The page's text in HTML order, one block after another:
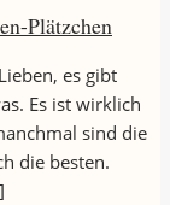
Plätzchen
es gibt
Es ist wirklich
sind die
die besten.